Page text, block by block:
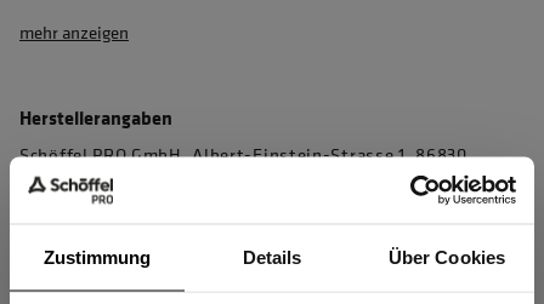
Zustimmung Details Über Cookies
mehr anzeigen
Herstellerangaben
Schöffel PRO GmbH, Albert-Einstein-Strasse 1, 86830
Schwabmünchen, Deutschland